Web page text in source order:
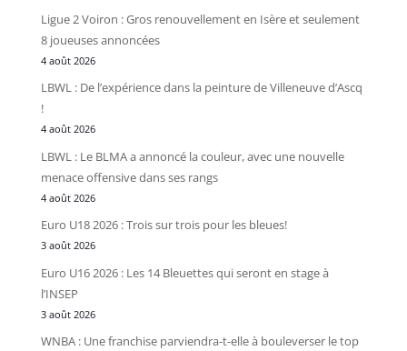
Ligue 2 Voiron : Gros renouvellement en Isère et seulement
8 joueuses annoncées
4 août 2026
LBWL : De l’expérience dans la peinture de Villeneuve d’Ascq
!
4 août 2026
LBWL : Le BLMA a annoncé la couleur, avec une nouvelle
menace offensive dans ses rangs
4 août 2026
Euro U18 2026 : Trois sur trois pour les bleues!
3 août 2026
Euro U16 2026 : Les 14 Bleuettes qui seront en stage à
l’INSEP
3 août 2026
WNBA : Une franchise parviendra-t-elle à bouleverser le top